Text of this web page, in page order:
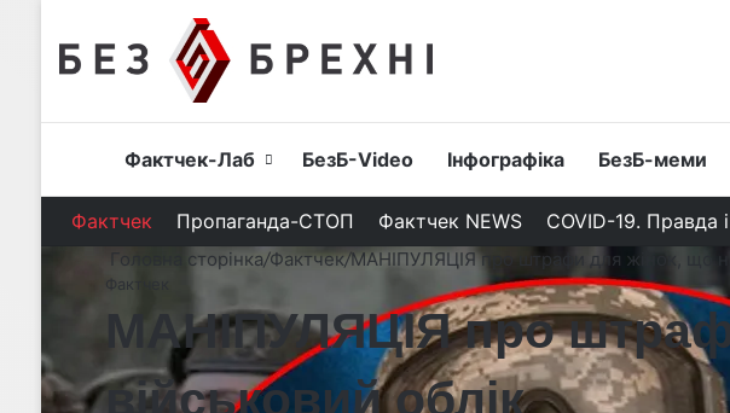
Головна
Фактчек-Лаб БезБ-Video Інфографіка БезБ-меми
Фактчек Пропаганда-СТОП Фактчек NEWS COVID-19. Правда
Головна сторінка/Фактчек/МАНІПУЛЯЦІЯ про штрафи для жінок, що
Фактчек
МАНІПУЛЯЦІЯ про
військовий облік